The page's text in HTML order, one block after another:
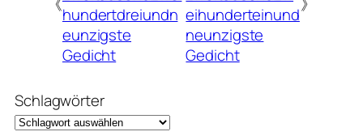
hundertdreiundn
eunzigste
Gedicht
eihunderteinund
neunzigste
Gedicht
Schlagwörter